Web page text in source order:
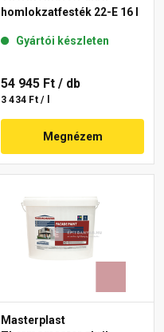
homlokzatfesték 22-E 16 l
Gyártói készleten
54 945 Ft / db
3 434 Ft / l
Megnézem
Masterplast